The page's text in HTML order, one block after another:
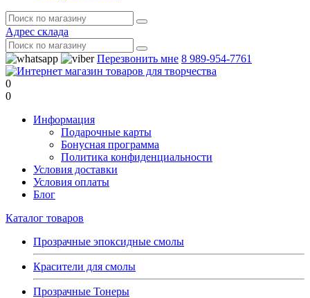
Адрес склада
Перезвонить мне 8 989-954-7761
0
0
Информация
Подарочные карты
Бонусная программа
Политика конфиденциальности
Условия доставки
Условия оплаты
Блог
Каталог товаров
Прозрачные эпоксидные смолы
Красители для смолы
Прозрачные Тонеры